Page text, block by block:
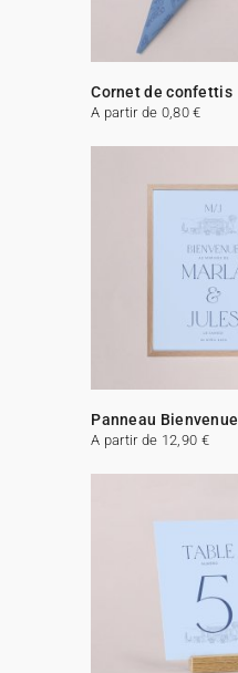
Cornet de confettis
A partir de 0,80 €
Panneau Bienvenue
A partir de 12,90 €